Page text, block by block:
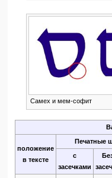
Самех и мем-софит
положение
в тексте
Печатные
с
засечками